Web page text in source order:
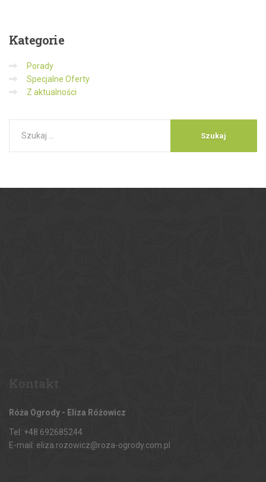
Kategorie
Porady
Specjalne Oferty
Z aktualności
Róża Ogrody - Eliza Różowicz
Tel: +48 692685244
E-mail: eliza.rozowicz@roza-ogrody.com.pl